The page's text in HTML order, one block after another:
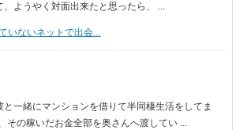
、ようやく対面出来たと思ったら、 ...
いないネットで出会...
一緒にマンションを借りて半同棲生活をしてま
その稼いだお金全部を奥さんへ渡してい ...